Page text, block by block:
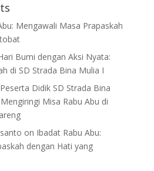
Mengawali Masa Prapaskah
Bumi dengan Aksi Nyata:
di SD Strada Bina Mulia I
Didik SD Strada Bina
Misa Rabu Abu di
on Ibadat Rabu Abu:
dengan Hati yang